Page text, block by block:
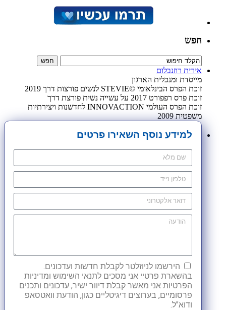
חפש
אירית רוזנבלום
מייסדת ומנכלית הארגון
זוכת הפרס הבינלאומי ©STEVIE לנשים פורצות דרך 2019
זוכת פרס רפפורט 2017 על עשייה נשית פורצת דרך
זוכת הפרס העולמי INNOVACTION לחדשנות ויצירתיות
משפטית 2009
למידע נוסף השאירו פרטים
הירשמו לניוזלטר לקבלת חדשות ועדכונים.
בהשארת פרטיי אני מסכים לתנאי השימוש ומדיניות
הפרטיות אני מאשר קבלת דיוור ישיר, עדכונים ותכנים
פרסומיים, בערוצים דיגיטליים כגון, הודעת וואטסאפ
ודוא"ל.